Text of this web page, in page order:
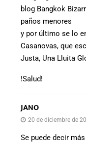
blog Bangkok
paños menores
y por último se lo
Casanovas, que
Justa, Una Lluita
!Salud!
JANO
20 de diciembre de
Se puede decir